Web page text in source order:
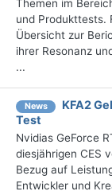
Themen im
und Produkttests.
Übersicht zur
ihrer Resonanz
...
News
KFA2
Test
Nvidias GeForce
diesjährigen CES
Bezug auf
Entwickler und